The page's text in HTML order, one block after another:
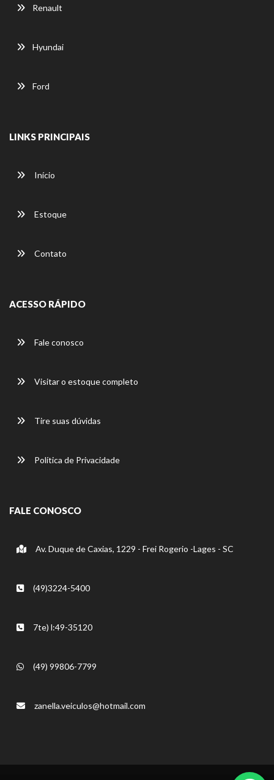
Renault
Hyundai
Ford
LINKS PRINCIPAIS
Início
Estoque
Contato
ACESSO RÁPIDO
Fale conosco
Visitar o estoque completo
Tire suas dúvidas
Política de Privacidade
FALE CONOSCO
Av. Duque de Caxias, 1229 - Frei Rogerio -Lages - SC
(49)3224-5400
7te) l:49-35120
(49) 99806-7799
zanella.veiculos@hotmail.com